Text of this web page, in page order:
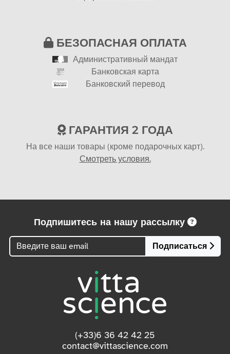
БЕЗОПАСНАЯ ОПЛАТА
Административный мандат
Банковская карта
Банковский перевод
ГАРАНТИЯ 2 ГОДА
На все наши товары (кроме подарочных карт).
Смотреть условия.
Подпишитесь на нашу рассылку
Подписаться
(+33)6 36 42 42 25
contact@vittascience.com